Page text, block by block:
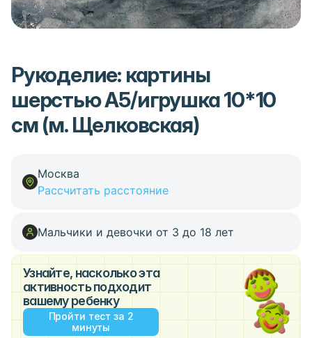
Рукоделие: картины
шерстью А5/игрушка 10*10
см (м. Щелковская)
Москва
Рассчитать расстояние
Мальчики и девочки от 3 до 18 лет
Узнайте, насколько эта
активность подходит
вашему ребенку
Пройти тест за 2
минуты